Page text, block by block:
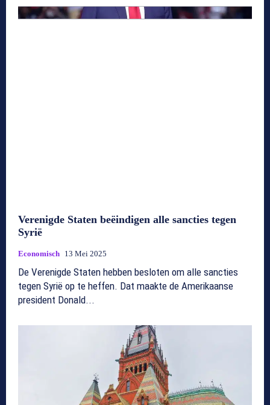
Verenigde Staten beëindigen alle sancties tegen
Syrië
Economisch 13 Mei 2025
De Verenigde Staten hebben besloten om alle sancties
tegen Syrië op te heffen. Dat maakte de Amerikaanse
president Donald...